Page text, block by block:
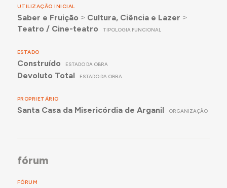
UTILIZAÇÃO INICIAL
Saber e Fruição ˃ Cultura, Ciência e Lazer ˃
Teatro / Cine-teatro
TIPOLOGIA FUNCIONAL
ESTADO
Construído ESTADO DA OBRA
Devoluto Total ESTADO DA OBRA
PROPRIETÁRIO
Santa Casa da Misericórdia de Arganil ORGANIZAÇÃO
fórum
FÓRUM